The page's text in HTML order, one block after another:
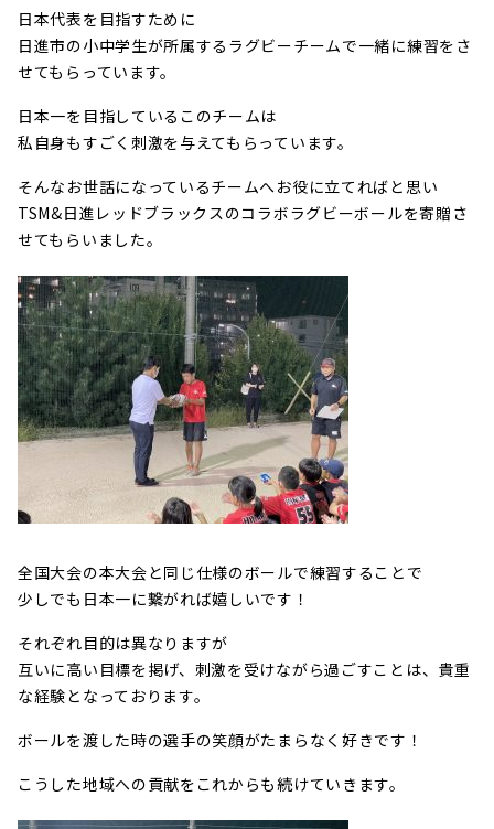
日本代表を目指すために
日進市の小中学生が所属するラグビーチームで一緒に練習をさ
せてもらっています。
日本一を目指しているこのチームは
私自身もすごく刺激を与えてもらっています。
そんなお世話になっているチームへお役に立てればと思い
TSM&日進レッドブラックスのコラボラグビーボールを寄贈さ
せてもらいました。
全国大会の本大会と同じ仕様のボールで練習することで
少しでも日本一に繋がれば嬉しいです！
それぞれ目的は異なりますが
互いに高い目標を掲げ、刺激を受けながら過ごすことは、貴重
な経験となっております。
ボールを渡した時の選手の笑顔がたまらなく好きです！
こうした地域への貢献をこれからも続けていきます。